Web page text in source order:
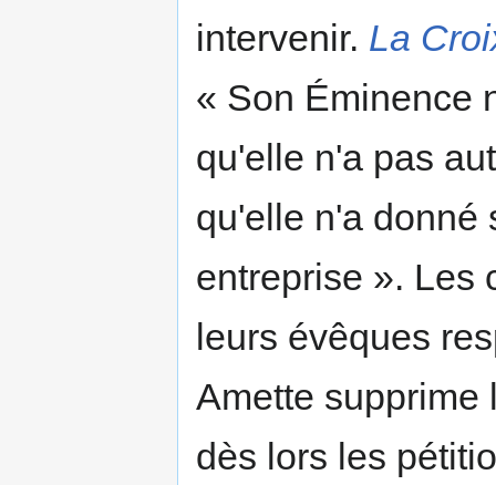
intervenir. La
« Son Éminence
qu'elle n'a pas
qu'elle n'a donné
entreprise ». Les
leurs évêques
Amette supprime
dès lors les